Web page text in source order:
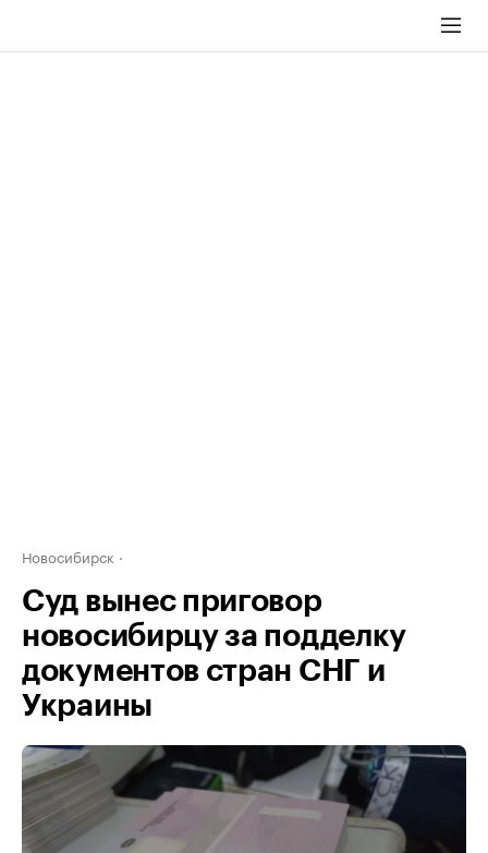
Новосибирск
Суд вынес приговор
новосибирцу за подделку
документов стран СНГ и
Украины